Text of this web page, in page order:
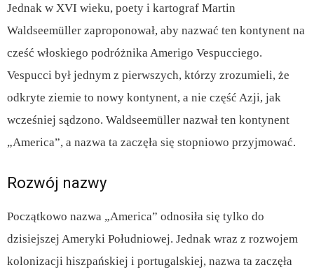
Jednak w XVI wieku, poety i kartograf Martin
Waldseemüller zaproponował, aby nazwać ten kontynent na
cześć włoskiego podróżnika Amerigo Vespucciego.
Vespucci był jednym z pierwszych, którzy zrozumieli, że
odkryte ziemie to nowy kontynent, a nie część Azji, jak
wcześniej sądzono. Waldseemüller nazwał ten kontynent
„America”, a nazwa ta zaczęła się stopniowo przyjmować.
Rozwój nazwy
Początkowo nazwa „America” odnosiła się tylko do
dzisiejszej Ameryki Południowej. Jednak wraz z rozwojem
kolonizacji hiszpańskiej i portugalskiej, nazwa ta zaczęła